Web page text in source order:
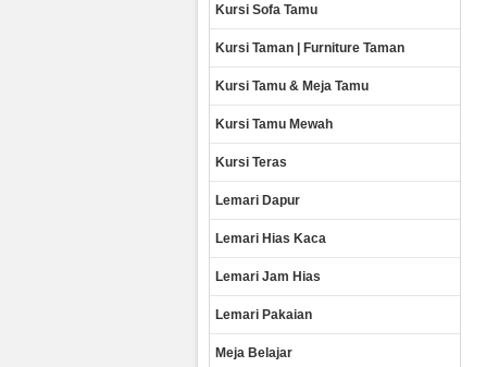
Kursi Sofa Tamu
Kursi Taman | Furniture Taman
Kursi Tamu & Meja Tamu
Kursi Tamu Mewah
Kursi Teras
Lemari Dapur
Lemari Hias Kaca
Lemari Jam Hias
Lemari Pakaian
Meja Belajar